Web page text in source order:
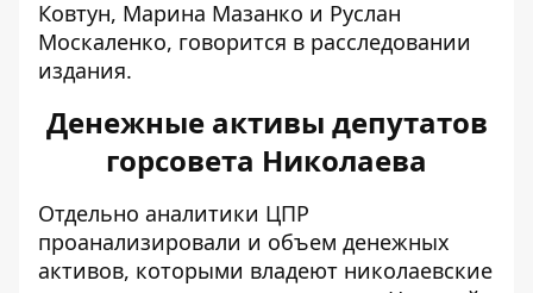
Ковтун, Марина Мазанко и Руслан
Москаленко, говорится в расследовании
издания.
Денежные активы депутатов
горсовета Николаева
Отдельно аналитики ЦПР
проанализировали и объем денежных
активов, которыми владеют николаевские